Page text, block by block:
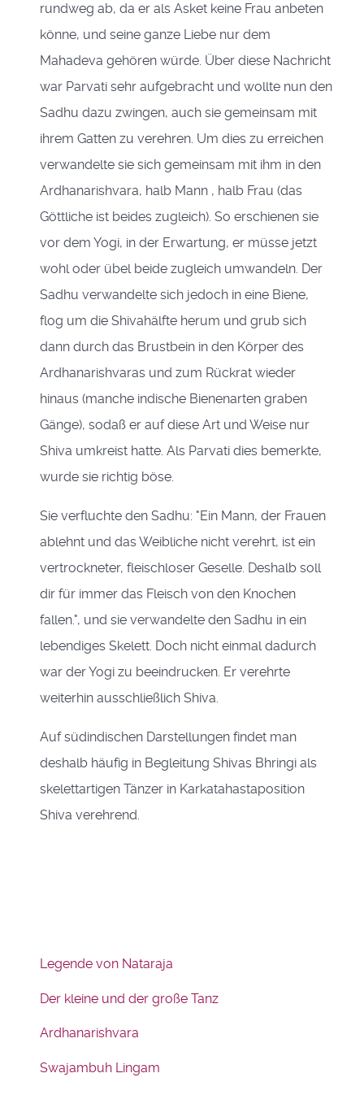
rundweg ab, da er als Asket keine Frau anbeten
könne, und seine ganze Liebe nur dem
Mahadeva gehören würde. Über diese Nachricht
war Parvati sehr aufgebracht und wollte nun den
Sadhu dazu zwingen, auch sie gemeinsam mit
ihrem Gatten zu verehren. Um dies zu erreichen
verwandelte sie sich gemeinsam mit ihm in den
Ardhanarishvara, halb Mann , halb Frau (das
Göttliche ist beides zugleich). So erschienen sie
vor dem Yogi, in der Erwartung, er müsse jetzt
wohl oder übel beide zugleich umwandeln. Der
Sadhu verwandelte sich jedoch in eine Biene,
flog um die Shivahälfte herum und grub sich
dann durch das Brustbein in den Körper des
Ardhanarishvaras und zum Rückrat wieder
hinaus (manche indische Bienenarten graben
Gänge), sodaß er auf diese Art und Weise nur
Shiva umkreist hatte. Als Parvati dies bemerkte,
wurde sie richtig böse.
Sie verfluchte den Sadhu: "Ein Mann, der Frauen
ablehnt und das Weibliche nicht verehrt, ist ein
vertrockneter, fleischloser Geselle. Deshalb soll
dir für immer das Fleisch von den Knochen
fallen.", und sie verwandelte den Sadhu in ein
lebendiges Skelett. Doch nicht einmal dadurch
war der Yogi zu beeindrucken. Er verehrte
weiterhin ausschließlich Shiva.
Auf südindischen Darstellungen findet man
deshalb häufig in Begleitung Shivas Bhringi als
skelettartigen Tänzer in Karkatahastaposition
Shiva verehrend.
Legende von Nataraja
Der kleine und der große Tanz
Ardhanarishvara
Swajambuh Lingam